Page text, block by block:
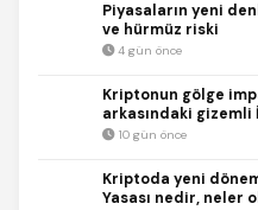
Piyasaların yeni
ve hürmüz riski
4 gün önce
Kriptonun gölge
arkasındaki
10 gün önce
Kriptoda yeni
Yasası nedir, neler